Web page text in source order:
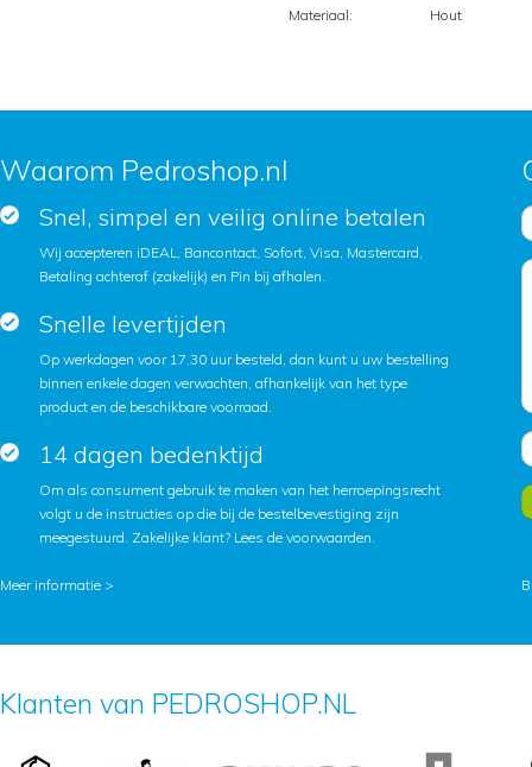
Materiaal:
Hout
Waarom Pedroshop.nl
Snel, simpel en veilig online betalen
Wij accepteren iDEAL, Bancontact, Sofort, Visa, Mastercard,
Betaling achteraf (zakelijk) en Pin bij afhalen.
Snelle levertijden
Op werkdagen voor 17.30 uur besteld, dan kunt u uw bestelling
binnen enkele dagen verwachten, afhankelijk van het type
product en de beschikbare voorraad.
14 dagen bedenktijd
Om als consument gebruik te maken van het herroepingsrecht
volgt u de instructies op die bij de bestelbevestiging zijn
meegestuurd. Zakelijke klant? Lees de voorwaarden.
Meer informatie >
Klanten van PEDROSHOP.NL